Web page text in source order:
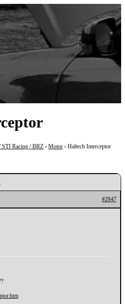
Club
STI Racing / BRZ › Motor › Haltech Interceptor
#2947